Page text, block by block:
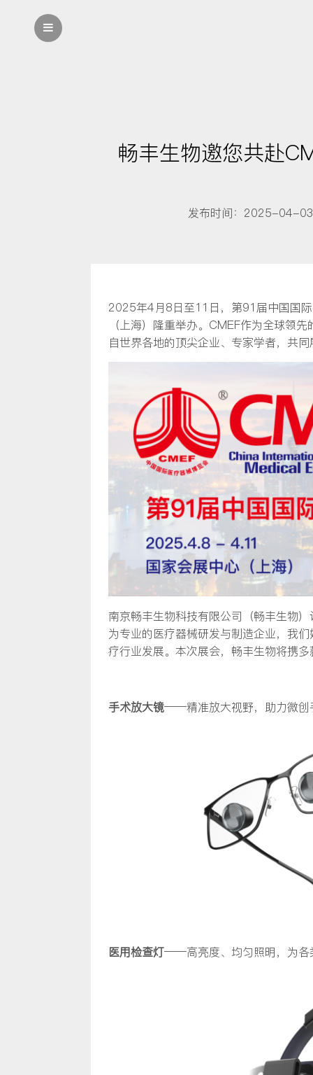
畅丰生物邀您共赴
发布时间：2025-04-
2025年4月8日至11日，第91届中国国
（上海）隆重举办。CMEF作为全球领
自世界各地的顶尖企业、专家学者，共
南京畅丰生物科技有限公司（畅丰生物
为专业的医疗器械研发与制造企业，我
疗行业发展。本次展会，畅丰生物将携
手术放大镜——精准放大视野，助力微创
医用检查灯——高亮度、均匀照明，为各